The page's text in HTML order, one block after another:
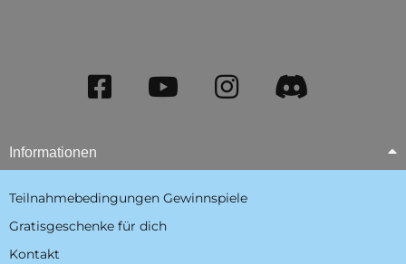
Informationen
Teilnahmebedingungen Gewinnspiele
Gratisgeschenke für dich
Kontakt